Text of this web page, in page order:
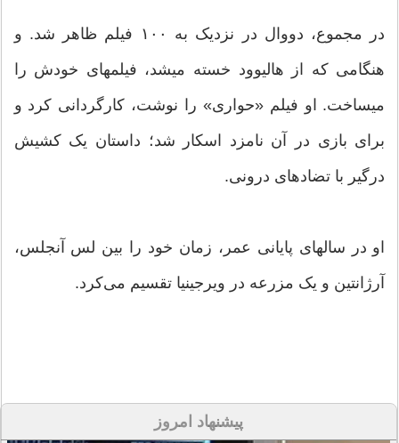
در مجموع، دووال در نزدیک به ۱۰۰ فیلم ظاهر شد. و
هنگامی که از هالیوود خسته میشد، فیلمهای خودش را
میساخت. او فیلم «حواری» را نوشت، کارگردانی کرد و
برای بازی در آن نامزد اسکار شد؛ داستان یک کشیش
درگیر با تضادهای درونی.
او در سالهای پایانی عمر، زمان خود را بین لس آنجلس،
آرژانتین و یک مزرعه در ویرجینیا تقسیم می‌کرد.
پیشنهاد امروز